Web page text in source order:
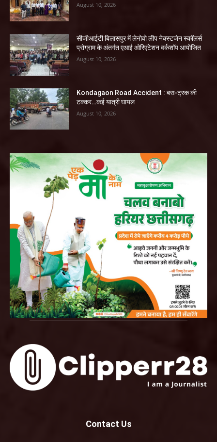
August 10, 2026
सीजीआईटी बिलासपुर में लेनोवो लीप नेक्स्टजेन स्कॉलर्स
प्रोग्राम के अंतर्गत एआई ओरिएंटेशन वर्कशॉप आयोजित
August 10, 2026
Kondagaon Road Accident : बस-ट्रक की
टक्कर…कई यात्री घायल
August 10, 2026
Contact Us